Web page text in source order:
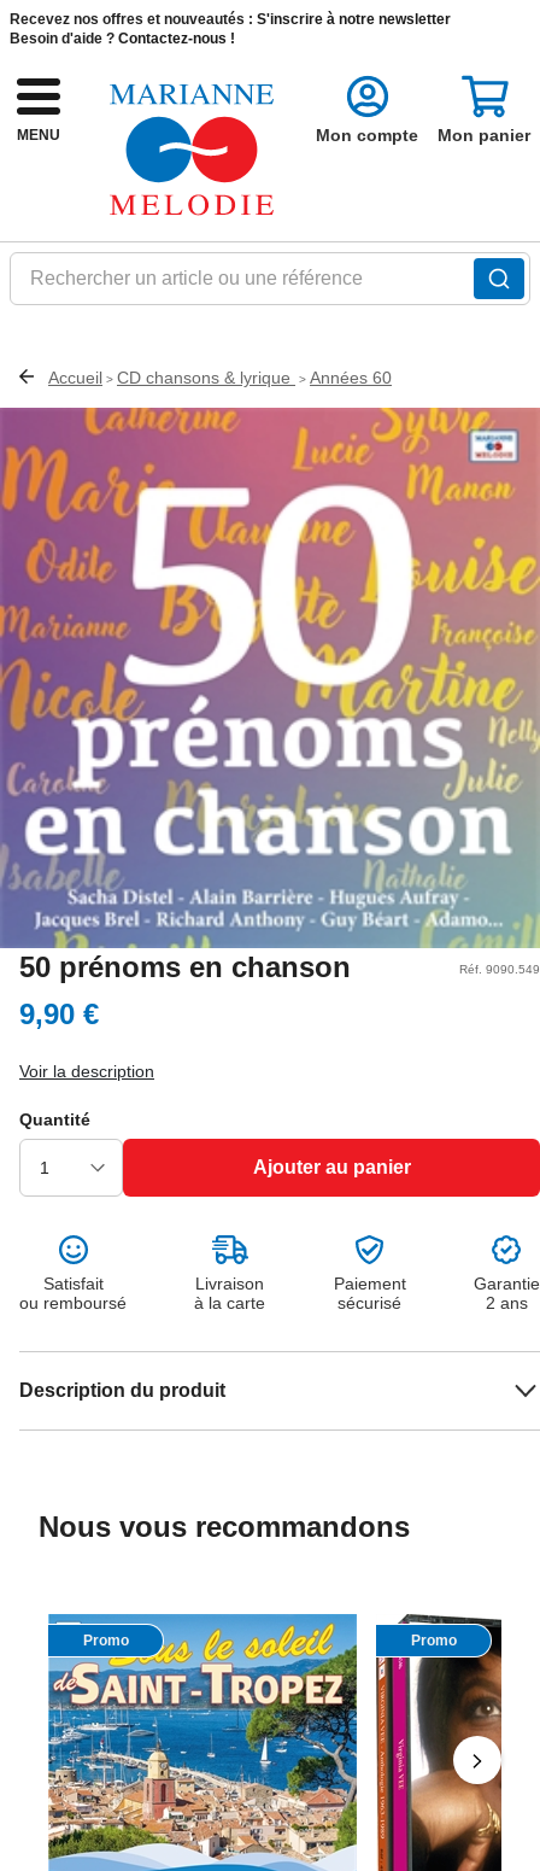
Recevez nos offres et nouveautés : S'inscrire à notre newsletter
Besoin d'aide ? Contactez-nous !
MENU
Rechercher un article ou une référence
Mon compte Mon panier
Accueil > CD chansons & lyrique > Années 60
50 prénoms en chanson Réf. 9090.549
9,90 €
Voir la description
Quantité
Ajouter au panier
Satisfait
ou remboursé
Livraison
à la carte
Paiement
sécurisé
Garantie
2 ans
Description du produit
Nous vous recommandons
Promo Promo